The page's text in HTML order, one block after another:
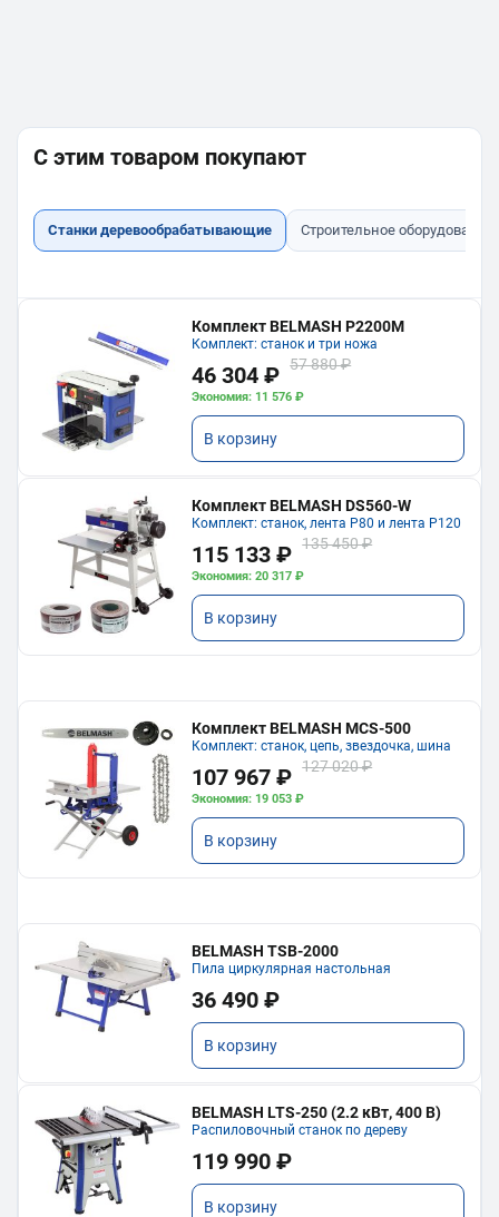
С этим товаром покупают
Станки деревообрабатывающие Строительное оборудование
Комплект BELMASH P2200M
Комплект: станок и три ножа
46 304 ₽ 57 880 ₽
Экономия: 11 576 ₽
В корзину
Комплект BELMASH DS560-W
Комплект: станок, лента P80 и лента P120
115 133 ₽ 135 450 ₽
Экономия: 20 317 ₽
В корзину
Комплект BELMASH MCS-500
Комплект: станок, цепь, звездочка, шина
107 967 ₽ 127 020 ₽
Экономия: 19 053 ₽
В корзину
BELMASH TSB-2000
Пила циркулярная настольная
36 490 ₽
В корзину
BELMASH LTS-250 (2.2 кВт, 400 В)
Распиловочный станок по дереву
119 990 ₽
В корзину